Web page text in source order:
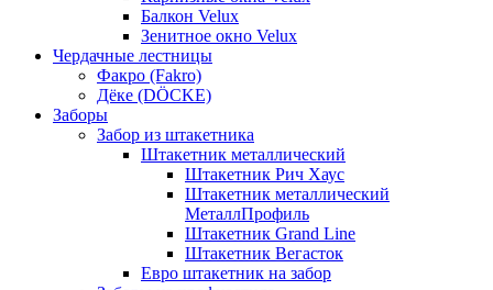
Балкон Velux
Зенитное окно Velux
Чердачные лестницы
Факро (Fakro)
Дёке (DÖCKE)
Заборы
Забор из штакетника
Штакетник металлический
Штакетник Рич Хаус
Штакетник металлический
МеталлПрофиль
Штакетник Grand Line
Штакетник Вегасток
Евро штакетник на забор